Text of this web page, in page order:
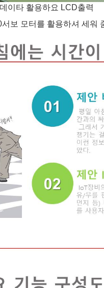
이타 활용하요 LCD출력
보 모터를 활용하셔 세워